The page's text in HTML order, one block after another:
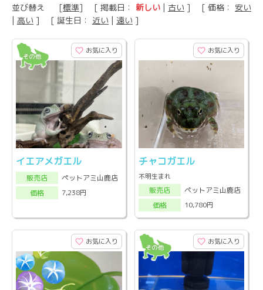
並び替え [標準] [ 掲載日： 新しい | 古い ] [ 価格： 安い
| 高い ] [ 誕生日： 近い | 遠い ]
お気に入り
イエアメガエル
販売店
ペットアミ山鹿店
価格
7,238円
お気に入り
チャコガエル
不明生まれ
販売店
ペットアミ山鹿店
価格
10,780円
お気に入り お気に入り